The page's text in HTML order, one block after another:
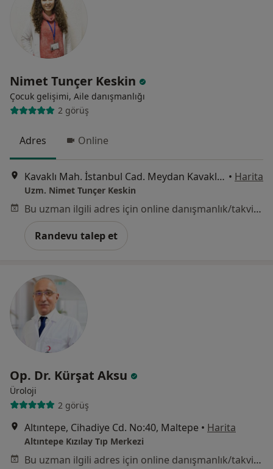
Nimet Tunçer Keskin
Çocuk gelişimi, Aile danışmanlığı
2 görüş
Adres Online
Kavaklı Mah. İstanbul Cad. Meydan Kavaklı Evleri Dışkapı No:29 D:0034, İstanbul • Harita
Uzm. Nimet Tunçer Keskin
Bu uzman ilgili adres için online danışmanlık/takvim sunmuyor.
Randevu talep et
Op. Dr. Kürşat Aksu
Üroloji
2 görüş
Altıntepe, Cihadiye Cd. No:40, Maltepe • Harita
Altıntepe Kızılay Tıp Merkezi
Bu uzman ilgili adres için online danışmanlık/takvim sunmuyor.